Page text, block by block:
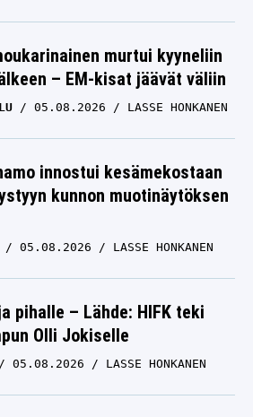
murtui kyyneliin
– EM-kisat jäävät väliin
05.08.2026 LASSE HONKANEN
innostui kesämekostaan
kunnon muotinäytöksen
05.08.2026 LASSE HONKANEN
pihalle – Lähde: HIFK teki
Olli Jokiselle
05.08.2026 LASSE HONKANEN